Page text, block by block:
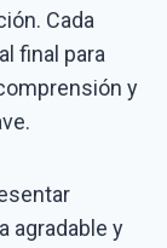
Cada
final para
y
agradable y